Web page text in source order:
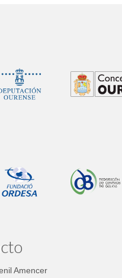
Amencer